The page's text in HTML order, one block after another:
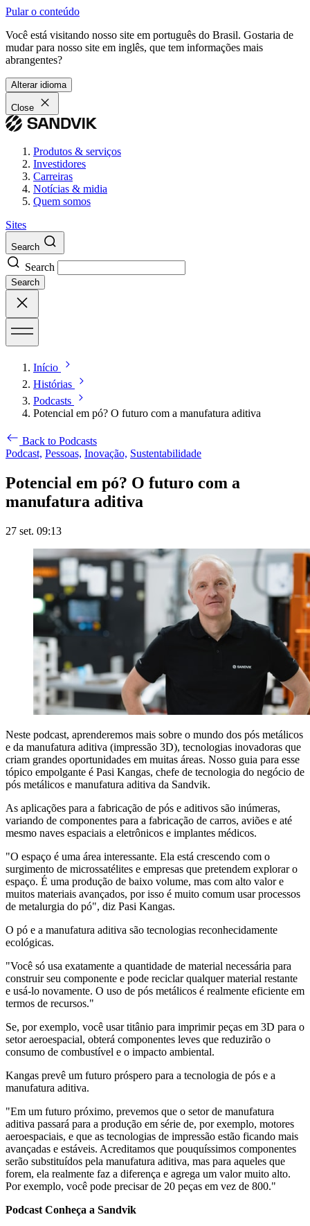
Pular o conteúdo
Você está visitando nosso site em português do Brasil. Gostaria de
mudar para nosso site em inglês, que tem informações mais
abrangentes?
Alterar idioma
Close
Produtos & serviços
Investidores
Carreiras
Notícias & midia
Quem somos
Sites
Search
Search
Search
Início
Histórias
Podcasts
Potencial em pó? O futuro com a manufatura aditiva
Back to Podcasts
Podcast, Pessoas, Inovação, Sustentabilidade
Potencial em pó? O futuro com a
manufatura aditiva
27 set. 09:13
Neste podcast, aprenderemos mais sobre o mundo dos pós metálicos
e da manufatura aditiva (impressão 3D), tecnologias inovadoras que
criam grandes oportunidades em muitas áreas. Nosso guia para esse
tópico empolgante é Pasi Kangas, chefe de tecnologia do negócio de
pós metálicos e manufatura aditiva da Sandvik.
As aplicações para a fabricação de pós e aditivos são inúmeras,
variando de componentes para a fabricação de carros, aviões e até
mesmo naves espaciais a eletrônicos e implantes médicos.
"O espaço é uma área interessante. Ela está crescendo com o
surgimento de microssatélites e empresas que pretendem explorar o
espaço. É uma produção de baixo volume, mas com alto valor e
muitos materiais avançados, por isso é muito comum usar processos
de metalurgia do pó", diz Pasi Kangas.
O pó e a manufatura aditiva são tecnologias reconhecidamente
ecológicas.
"Você só usa exatamente a quantidade de material necessária para
construir seu componente e pode reciclar qualquer material restante
e usá-lo novamente. O uso de pós metálicos é realmente eficiente em
termos de recursos."
Se, por exemplo, você usar titânio para imprimir peças em 3D para o
setor aeroespacial, obterá componentes leves que reduzirão o
consumo de combustível e o impacto ambiental.
Kangas prevê um futuro próspero para a tecnologia de pós e a
manufatura aditiva.
"Em um futuro próximo, prevemos que o setor de manufatura
aditiva passará para a produção em série de, por exemplo, motores
aeroespaciais, e que as tecnologias de impressão estão ficando mais
avançadas e estáveis. Acreditamos que pouquíssimos componentes
serão substituídos pela manufatura aditiva, mas para aqueles que
forem, ela realmente faz a diferença e agrega um valor muito alto.
Por exemplo, você pode precisar de 20 peças em vez de 800."
Podcast Conheça a Sandvik